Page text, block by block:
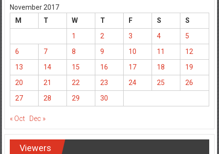
November 2017
M
T W T F S
S
1
2 3 4
5
6
7 8 9 10 11
12
13
14 15 16 17 18
19
20
21 22 23 24 25
26
27
28 29 30
« Oct Dec »
Viewers